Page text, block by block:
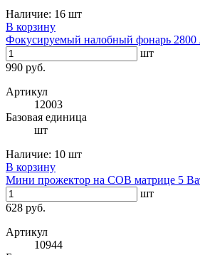
Наличие: 16 шт
В корзину
Фокусируемый налобный фонарь
шт
990 руб.
Артикул
12003
Базовая единица
шт
Наличие: 10 шт
В корзину
Мини прожектор на COB матрице 5
шт
628 руб.
Артикул
10944